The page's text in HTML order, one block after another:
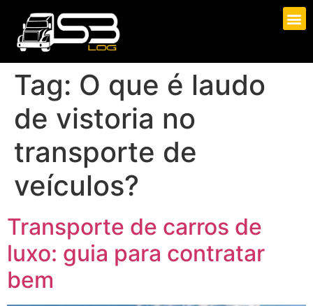
Tag: O que é laudo
de vistoria no
transporte de
veículos?
Transporte de carros de
luxo: guia para contratar
bem